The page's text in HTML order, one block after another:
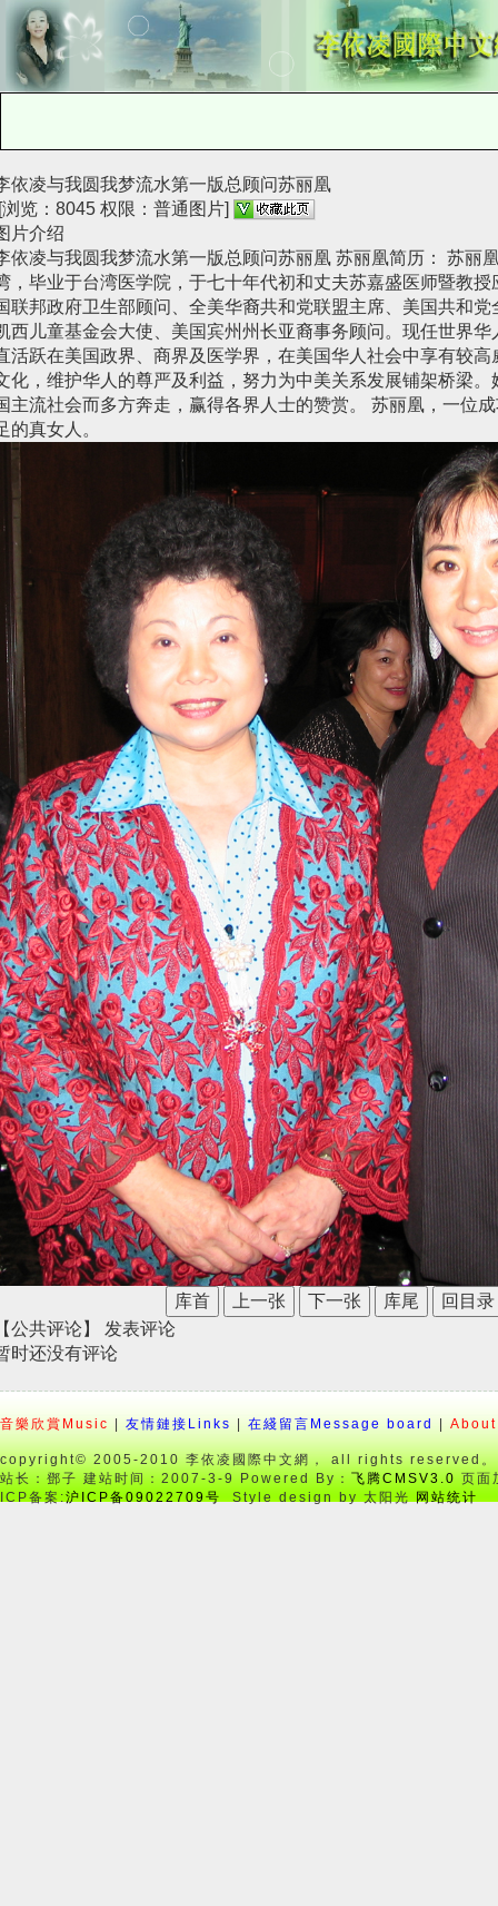
依凌与我圆我梦流水第一版总顾问苏丽凰
览：8045 权限：普通图片]
片介绍
依凌与我圆我梦流水第一版总顾问苏丽凰 苏丽凰简历： 苏丽
，毕业于台湾医学院，于七十年代初和丈夫苏嘉盛医师暨教
联邦政府卫生部顾问、全美华裔共和党联盟主席、美国共和
西儿童基金会大使、美国宾州州长亚裔事务顾问。现任世界
活跃在美国政界、商界及医学界，在美国华人社会中享有较
化，维护华人的尊严及利益，努力为中美关系发展铺架桥梁
主流社会而多方奔走，赢得各界人士的赞赏。 苏丽凰，一位
的真女人。
库首 上一张 下一张 库尾
回目录
公共评论】
发表评论
时还没有评论
音樂欣賞Music 友情鏈接Links 在綫留言Message board
copyright© 2005-2010 李依凌國際中文網， all rights reserved。
站长：鄧子 建站时间：2007-3-9 Powered By：飞腾CMSV3.0页面
ICP备案:沪ICP备09022709号 Style design by 太阳光 网站统计